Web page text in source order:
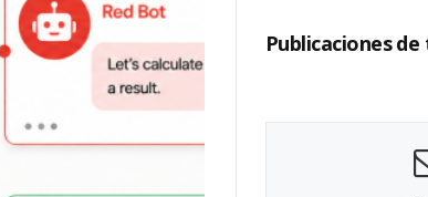
Publicaciones